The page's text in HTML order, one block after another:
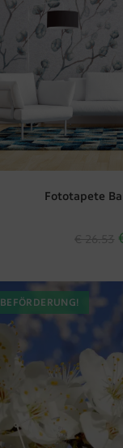
Fototapete
BEFÖRDERUNG!